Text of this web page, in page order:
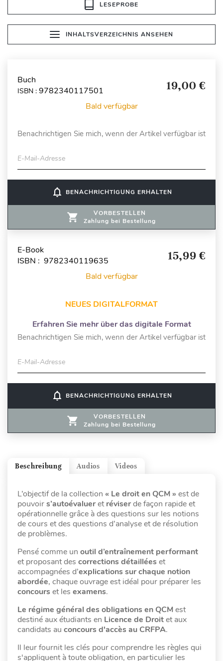
LESEPROBE
INHALTSVERZEICHNIS ANSEHEN
Buch
ISBN : 9782340117501 19,00 €
Bald verfügbar
Benachrichtigen Sie mich, wenn der Artikel verfügbar ist
E-Mail-Adresse
notifications_none BENACHRICHTIGUNG ERHALTEN
VORBESTELLEN
Zahlung bei Bestellung
E-Book
ISBN : 9782340119635
15,99 €
Bald verfügbar
NEUES DIGITALFORMAT
Erfahren Sie mehr über das digitale Format
Benachrichtigen Sie mich, wenn der Artikel verfügbar ist
E-Mail-Adresse
notifications_none BENACHRICHTIGUNG ERHALTEN
VORBESTELLEN
Zahlung bei Bestellung
Videos
Audios
Beschreibung
L’objectif de la collection « Le droit en QCM » est de
pouvoirs’autoévalueretréviserde façon rapide et
opérationnelle grâce à des questions sur les notions
de cours et des questions d’analyse et de résolution
de problèmes.
Pensé comme un outil d’entraînement performant
et proposant des corrections détaillées et
accompagnées d’explications sur chaque notion
abordée, chaque ouvrage est idéal pour préparer les
concours et les examens.
Le régime général des obligations en QCMest
destiné aux étudiants en Licence de Droitet aux
candidats au concours d'accès au CRFPA.
Il leur fournit les clés pour comprendre les règles qui
s'appliquent à toute obligation, en particulier les